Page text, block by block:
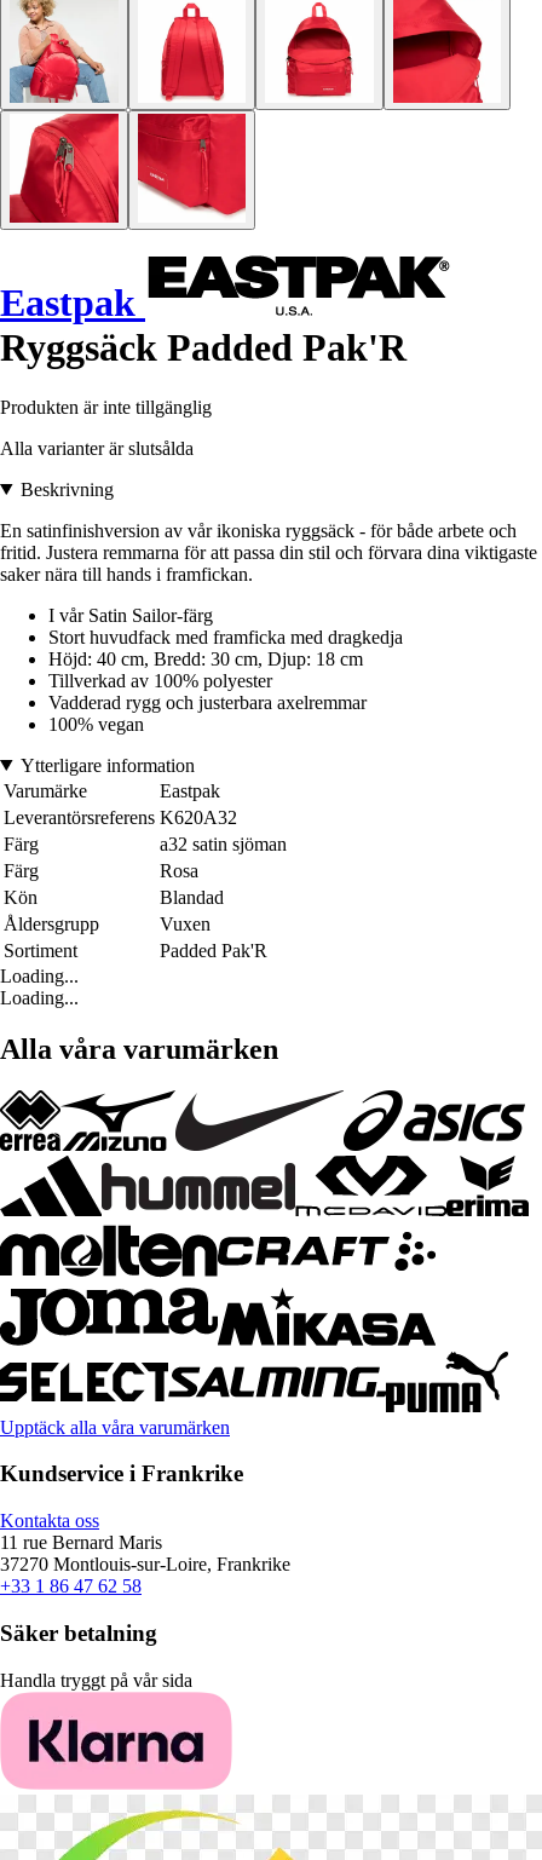
Eastpak
Ryggsäck Padded Pak'R
Produkten är inte tillgänglig
Alla varianter är slutsålda
Beskrivning
En satinfinishversion av vår ikoniska ryggsäck - för både arbete och
fritid. Justera remmarna för att passa din stil och förvara dina viktigaste
saker nära till hands i framfickan.
I vår Satin Sailor-färg
Stort huvudfack med framficka med dragkedja
Höjd: 40 cm, Bredd: 30 cm, Djup: 18 cm
Tillverkad av 100% polyester
Vadderad rygg och justerbara axelremmar
100% vegan
Ytterligare information
Varumärke
Eastpak
Leverantörsreferens K620A32
Färg
a32 satin sjöman
Färg
Rosa
Kön
Blandad
Åldersgrupp
Vuxen
Sortiment
Padded Pak'R
Loading...
Loading...
Alla våra varumärken
Upptäck alla våra varumärken
Kundservice i Frankrike
Kontakta oss
11 rue Bernard Maris
37270 Montlouis-sur-Loire, Frankrike
+33 1 86 47 62 58
Säker betalning
Handla tryggt på vår sida